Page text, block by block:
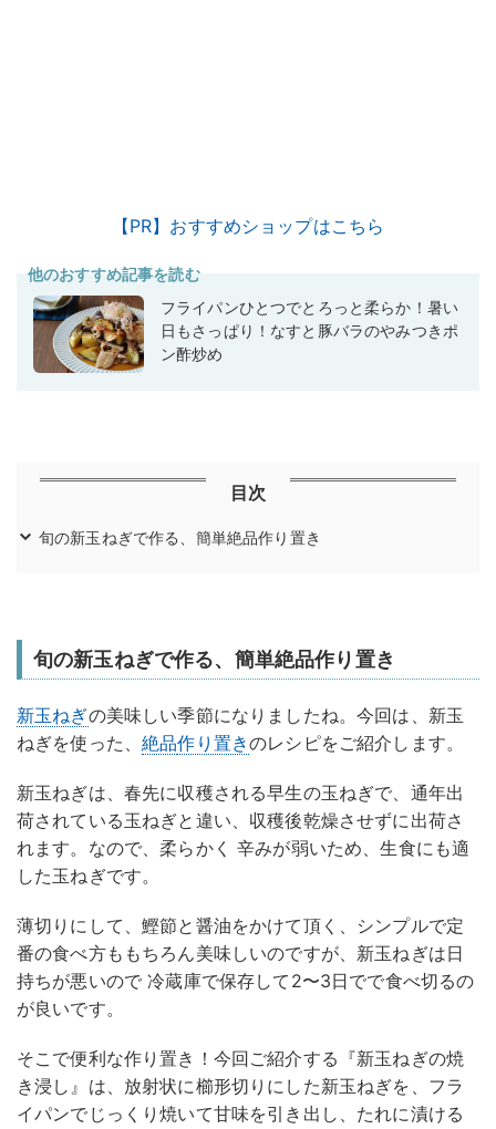
【PR】おすすめショップはこちら
他のおすすめ記事を読む
フライパンひとつでとろっと柔らか！暑い
日もさっぱり！なすと豚バラのやみつきポ
ン酢炒め
目次
旬の新玉ねぎで作る、簡単絶品作り置き
旬の新玉ねぎで作る、簡単絶品作り置き
新玉ねぎの美味しい季節になりましたね。今回は、新玉
ねぎを使った、絶品作り置きのレシピをご紹介します。
新玉ねぎは、春先に収穫される早生の玉ねぎで、通年出
荷されている玉ねぎと違い、収穫後乾燥させずに出荷さ
れます。なので、柔らかく 辛みが弱いため、生食にも適
した玉ねぎです。
薄切りにして、鰹節と醤油をかけて頂く、シンプルで定
番の食べ方ももちろん美味しいのですが、新玉ねぎは日
持ちが悪いので 冷蔵庫で保存して2〜3日でで食べ切るの
が良いです。
そこで便利な作り置き！今回ご紹介する『新玉ねぎの焼
き浸し』は、放射状に櫛形切りにした新玉ねぎを、フラ
イパンでじっくり焼いて甘味を引き出し、たれに漬ける